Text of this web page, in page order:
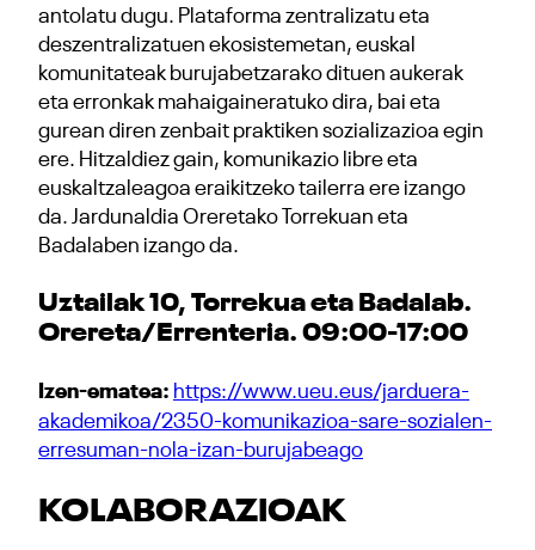
antolatu dugu. Plataforma zentralizatu eta
deszentralizatuen ekosistemetan, euskal
komunitateak burujabetzarako dituen aukerak
eta erronkak mahaigaineratuko dira, bai eta
gurean diren zenbait praktiken sozializazioa egin
ere. Hitzaldiez gain, komunikazio libre eta
euskaltzaleagoa eraikitzeko tailerra ere izango
da. Jardunaldia Oreretako Torrekuan eta
Badalaben izango da.
Uztailak 10, Torrekua eta Badalab.
Orereta/Errenteria. 09:00-17:00
Izen-ematea: https://www.ueu.eus/jarduera-
akademikoa/2350-komunikazioa-sare-sozialen-
erresuman-nola-izan-burujabeago
KOLABORAZIOAK